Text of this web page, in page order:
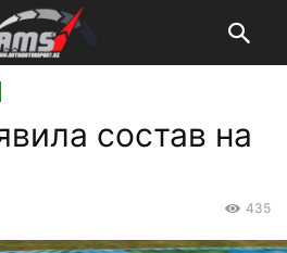
состав на
435